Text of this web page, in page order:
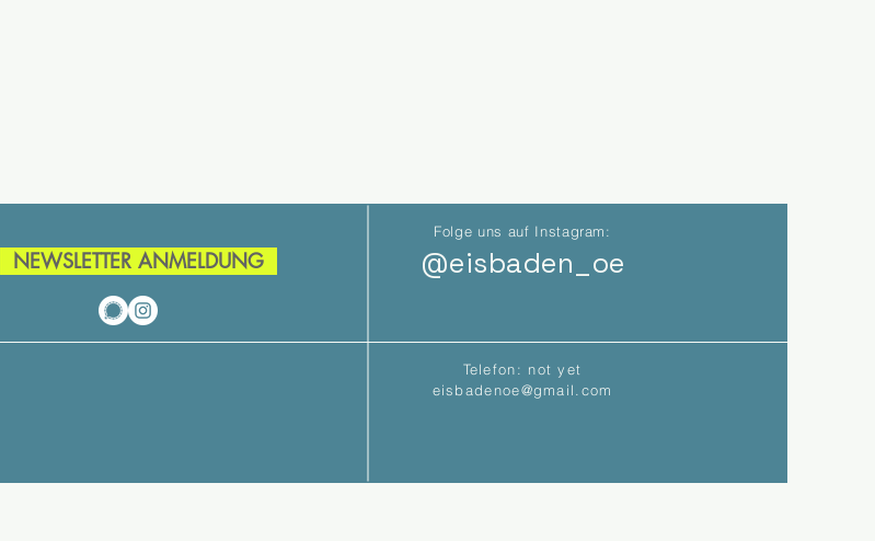
Folge uns auf Instagram:
NEWSLETTER ANMELDUNG @eisbaden_oe
Telefon: not yet
eisbadenoe@gmail.com